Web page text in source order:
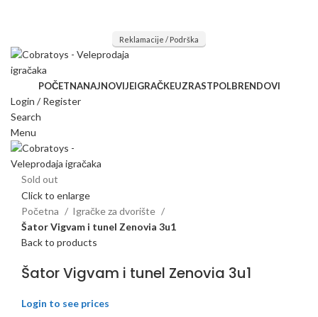
Reklamacije / Podrška
POČETNANAJNOVIJEIGRAČKEUZRASTPOLBRENDOVI
Login / Register
Search
Menu
Sold out
Click to enlarge
Početna
Igračke za dvorište
Šator Vigvam i tunel Zenovia 3u1
Back to products
Šator Vigvam i tunel Zenovia 3u1
Login to see prices